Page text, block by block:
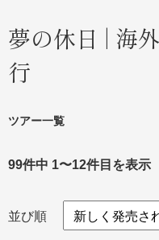
条件から探す
条件から探す
夢の休日 | 海
行
ツアー一覧
99件中 1〜12件目を表示
並び順